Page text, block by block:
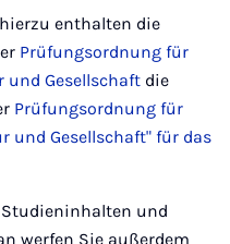
enthalten die
Prüfungsordnung für
Gesellschaft die
Prüfungsordnung für
und Gesellschaft" für das
und
werfen Sie außerdem